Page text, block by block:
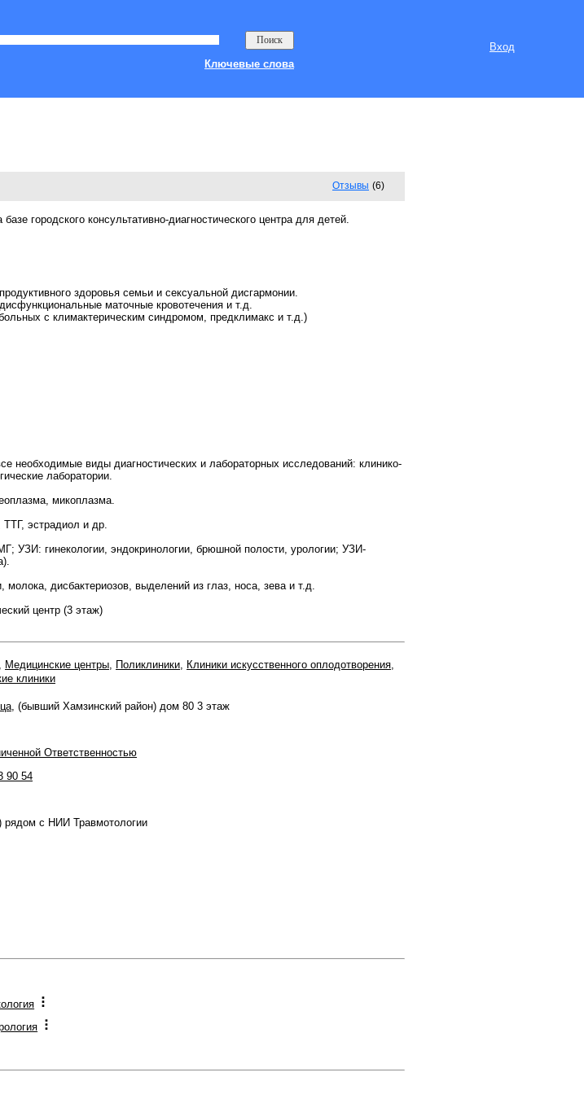
Вход
Ключевые слова
Отзывы (6)
городского консультативно-диагностического центра для детей.
здоровья семьи и сексуальной дисгармонии.
маточные кровотечения и т.д.
с климактерическим синдромом, предклимакс и т.д.)
необходимые виды диагностических и лабораторных исследований: клинико-
лаборатории.
микоплазма.
ТТГ, эстрадиол и др.
гинекологии, эндокринологии, брюшной полости, урологии; УЗИ-
молока, дисбактериозов, выделений из глаз, носа, зева и т.д.
центр (3 этаж)
, Медицинские центры, Поликлиники, Клиники искусственного оплодотворения,
клиники
, (бывший Хамзинский район) дом 80 3 этаж
Ответственностью
90 54
рядом с НИИ Травмотологии